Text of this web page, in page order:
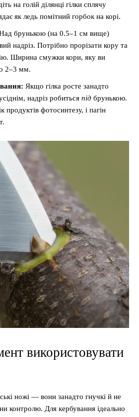
на голій ділянці гілки сплячу
як ледь помітний горбок на корі.
брунькою (на 0.5–1 см вище)
надріз. Потрібно прорізати кору та
Ширина смужки кори, яку ви
2–3 мм.
Якщо гілка росте занадто
надріз робиться під брунькою.
продуктів фотосинтезу, і пагін
використовувати
ножі — вони занадто гнучкі й не
контролю. Для кербування ідеально